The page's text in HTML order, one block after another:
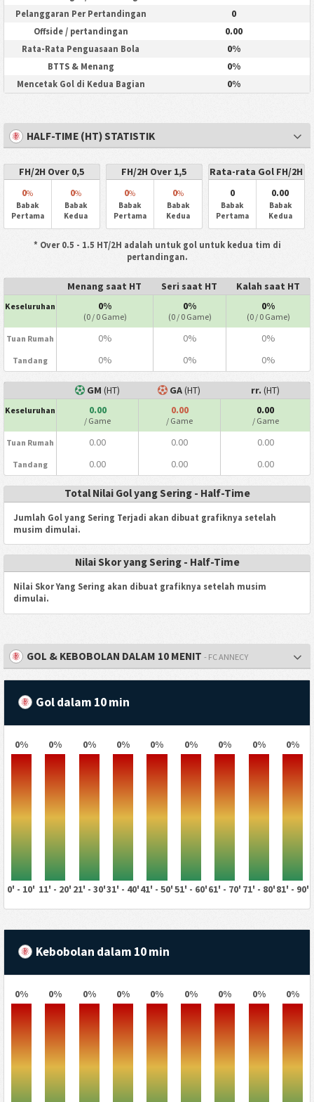
Pelanggaran Per Pertandingan 0
Offside / pertandingan 0.00
Rata-Rata Penguasaan Bola 0%
BTTS & Menang 0%
Mencetak Gol di Kedua Bagian 0%
HALF-TIME (HT) STATISTIK
FH/2H Over 0,5
0%
Babak
Pertama
0%
Babak
Kedua
FH/2H Over 1,5
0%
Babak
Pertama
0%
Babak
Kedua
Rata-rata Gol FH/2H
0
Babak
Pertama
0.00
Babak
Kedua
* Over 0.5 - 1.5 HT/2H adalah untuk gol untuk kedua tim di
pertandingan.
Menang saat HT Seri saat HT Kalah saat HT
Keseluruhan 0%
(0 / 0 Game)
0%
(0 / 0 Game)
0%
(0 / 0 Game)
Tuan Rumah 0% 0% 0%
Tandang 0% 0% 0%
GM (HT) GA(HT) rr. (HT)
Keseluruhan 0.00
/ Game
0.00
/ Game
0.00
/ Game
Tuan Rumah 0.00 0.00 0.00
Tandang 0.00 0.00 0.00
Total Nilai Gol yang Sering - Half-Time
Jumlah Gol yang Sering Terjadi akan dibuat grafiknya setelah
musim dimulai.
Nilai Skor yang Sering - Half-Time
Nilai Skor Yang Sering akan dibuat grafiknya setelah musim
dimulai.
GOL & KEBOBOLAN DALAM 10 MENIT - FC ANNECY
Gol dalam 10 min
0% 0% 0% 0% 0% 0% 0% 0% 0%
0' - 10' 11' - 20' 21' - 30'31' - 40'41' - 50'51' - 60'61' - 70' 71' - 80'81' - 90'
Kebobolan dalam 10 min
0% 0% 0% 0% 0% 0% 0% 0% 0%